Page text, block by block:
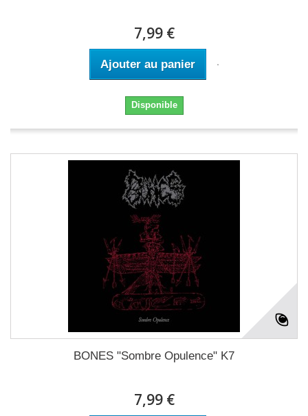
7,99 €
Ajouter au panier
Disponible
BONES "Sombre Opulence" K7
7,99 €